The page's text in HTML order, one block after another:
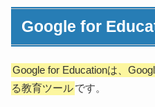
Google for Educationが
Google for Educationでで
メール
アンケートの作成・回
スケジュール管理
Google for
Google for Educationは、
る教育ツールです。